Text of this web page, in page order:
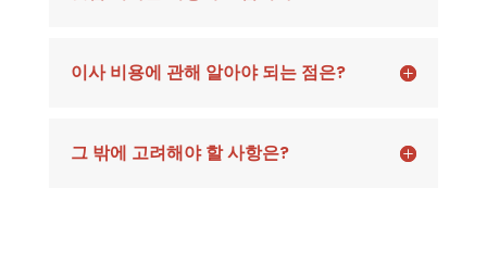
이사 비용에 관해 알아야 되는 점은?
그 밖에 고려해야 할 사항은?